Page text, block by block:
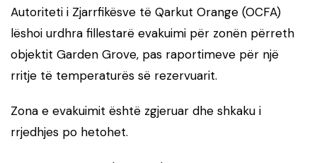
Autoriteti i Zjarrfikësve të Qarkut Orange (OCFA)
lëshoi urdhra fillestarë evakuimi për zonën përreth
objektit Garden Grove, pas raportimeve për një
rritje të temperaturës së rezervuarit.
Zona e evakuimit është zgjeruar dhe shkaku i
rrjedhjes po hetohet.